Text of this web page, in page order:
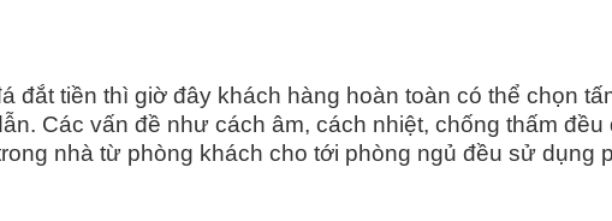
đắt tiền thì giờ đây khách hàng hoàn toàn có thể chọn
Các vấn đề như cách âm, cách nhiệt, chống thấm
nhà từ phòng khách cho tới phòng ngủ đều sử dụng